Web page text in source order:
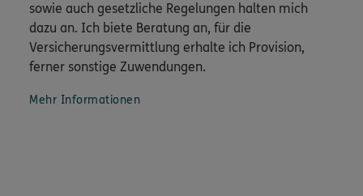
sowie auch gesetzliche Regelungen halten mich
dazu an. Ich biete Beratung an, für die
Versicherungsvermittlung erhalte ich Provision,
ferner sonstige Zuwendungen.
Mehr Informationen